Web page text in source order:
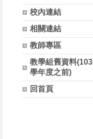
校內連結
相關連結
教師專區
教學組舊資料(103
學年度之前)
回首頁